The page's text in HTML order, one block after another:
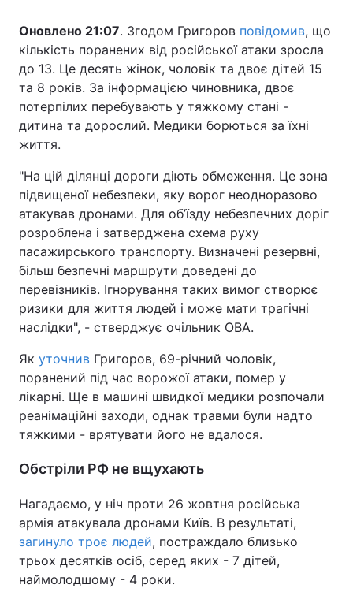
Оновлено 21:07. Згодом Григоров повідомив, що
кількість поранених від російської атаки зросла
до 13. Це десять жінок, чоловік та двоє дітей 15
та 8 років. За інформацією чиновника, двоє
потерпілих перебувають у тяжкому стані -
дитина та дорослий. Медики борються за їхні
життя.
"На цій ділянці дороги діють обмеження. Це зона
підвищеної небезпеки, яку ворог неодноразово
атакував дронами. Для об’їзду небезпечних доріг
розроблена і затверджена схема руху
пасажирського транспорту. Визначені резервні,
більш безпечні маршрути доведені до
перевізників. Ігнорування таких вимог створює
ризики для життя людей і може мати трагічні
наслідки", - стверджує очільник ОВА.
Як уточнив Григоров, 69-річний чоловік,
поранений під час ворожої атаки, помер у
лікарні. Ще в машині швидкої медики розпочали
реанімаційні заходи, однак травми були надто
тяжкими - врятувати його не вдалося.
Обстріли РФ не вщухають
Нагадаємо, у ніч проти 26 жовтня російська
армія атакувала дронами Київ. В результаті,
загинуло троє людей, постраждало близько
трьох десятків осіб, серед яких - 7 дітей,
наймолодшому - 4 роки.